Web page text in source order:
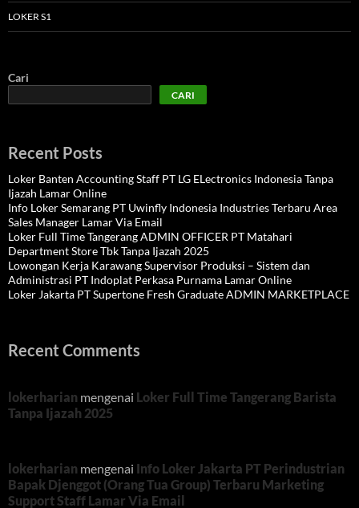
LOKER S1
Cari
CARI
Recent Posts
Loker Banten Accounting Staff PT LG ELectronics Indonesia Tanpa
Ijazah Lamar Online
Info Loker Semarang PT Uwinfly Indonesia Industries Terbaru Area
Sales Manager Lamar Via Email
Loker Full Time Tangerang ADMIN OFFICER PT Matahari
Department Store Tbk Tanpa Ijazah 2025
Lowongan Kerja Karawang Supervisor Produksi – Sistem dan
Administrasi PT Indoplat Perkasa Purnama Lamar Online
Loker Jakarta PT Supertone Fresh Graduate ADMIN MARKETPLACE
Recent Comments
lokerharian mengenai Loker Full Time Tangerang Barista
Tanpa Ijazah 2025
lokerharian mengenai Info Loker Jakarta PT Perindustrian
Bapak Djenggot (Orang Tua Group) Terbaru Marketing
Support Staff Lamar Via Email